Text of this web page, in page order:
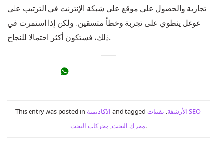
تجارية والحصول على موقع على شبكة الإنترنت في الترتيب على
غوغل ينطوي على تجربة وخطأ متسقين، ولكن إذا استمرت في
ذلك، فستكون أكثر احتمالا للنجاح.
This entry was posted in الاكاديمية and tagged الأرشفة, تقنيات SEO,
محرك البحث, محركات البحث .